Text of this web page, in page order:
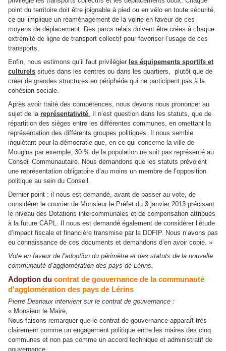
point du territoire doit être joignable à pied ou en vélo en toute sécurité,
ce qui implique un réaménagement de la voirie en faveur de ces
moyens de déplacement. Des parcs relais doivent être crées à chaque
extrémité de ligne de transport collectif pour favoriser l’usage de ces
transports.
Enfin, nous estimons qu’il faut privilégier les équipements sportifs et
culturels situés dans les centres ou dans les quartiers, plutôt que de
créer de grandes structures en périphérie qui ne participent pas à la
cohésion sociale.
Après avoir traité des compétences, nous devons nous prononcer au
sujet de la représentativité. Il n’est question dans les statuts, que de
répartition des sièges entre les différentes communes, en omettant la
représentation des différents groupes politiques. Il nous semble
inquiétant pour la démocratie que, en ce qui concerne la ville de
Mougins par exemple, 30 % de la population ne soit pas représenté au
Conseil Communautaire. Nous demandons que les statuts prévoient
une représentation obligatoire d’au moins un membre de l’opposition
politique au sein du Conseil.
Dernier point : il nous est demandé, avant de passer au vote, de
considérer le courrier de Monsieur le Préfet du 3 janvier 2013 précisant
le niveau des Dotations intercommunales et de compensation attribués
à la future CAPL. Il nous est demandé également de considérer l’étude
d’impact fiscale et financière transmise par la DDFIP. Nous n’avons pas
eu connaissance de ces documents et demandons d’en avoir copie. »
Vote en faveur de l’adoption du périmètre et des statuts de la nouvelle
communauté d’agglomération des pays de Lérins.
Adoption du contrat de gouvernance de la communauté
d'agglomération des pays de Lérins
Pierre Desriaux intervient sur le contrat de gouvernance :
« Monsieur le Maire,
Nous faisons remarquer que le contrat de gouvernance apparaît très
clairement comme un engagement politique entre les maires des cinq
communes et non pas comme un accord technique et administratif de
gouvernance.